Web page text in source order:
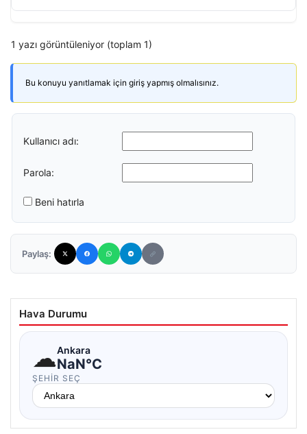
1 yazı görüntüleniyor (toplam 1)
Bu konuyu yanıtlamak için giriş yapmış olmalısınız.
Kullanıcı adı:
Parola:
Beni hatırla
Paylaş:
Hava Durumu
☁Ankara
NaN°C
ŞEHIR SEÇ